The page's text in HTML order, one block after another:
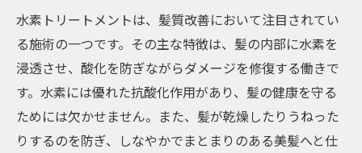
水素トリートメントは、髪質改善において注目されてい
る施術の一つです。その主な特徴は、髪の内部に水素を
浸透させ、酸化を防ぎながらダメージを修復する働きで
す。水素には優れた抗酸化作用があり、髪の健康を守る
ためには欠かせません。また、髪が乾燥したりうねった
りするのを防ぎ、しなやかでまとまりのある美髪へと仕